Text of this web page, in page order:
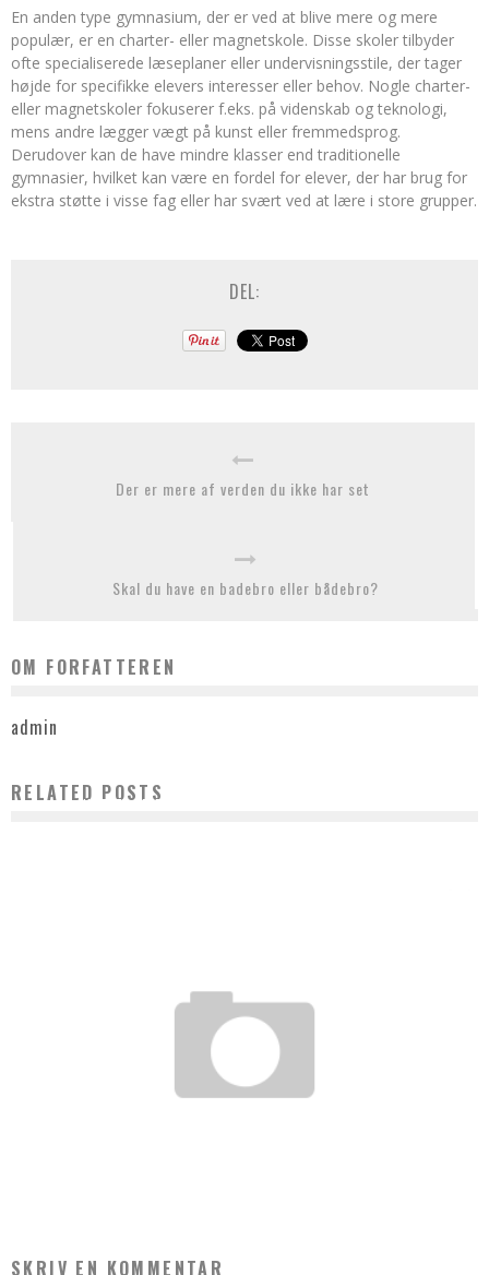
En anden type gymnasium, der er ved at blive mere og mere
populær, er en charter- eller magnetskole. Disse skoler tilbyder
ofte specialiserede læseplaner eller undervisningsstile, der tager
højde for specifikke elevers interesser eller behov. Nogle charter-
eller magnetskoler fokuserer f.eks. på videnskab og teknologi,
mens andre lægger vægt på kunst eller fremmedsprog.
Derudover kan de have mindre klasser end traditionelle
gymnasier, hvilket kan være en fordel for elever, der har brug for
ekstra støtte i visse fag eller har svært ved at lære i store grupper.
DEL:
Der er mere af verden du ikke har set
Skal du have en badebro eller bådebro?
OM FORFATTEREN
admin
RELATED POSTS
EN VEJ TIL BEDRE FORSTÅELSE AF SEKSUALITET OG RELATIONER
SKRIV EN KOMMENTAR